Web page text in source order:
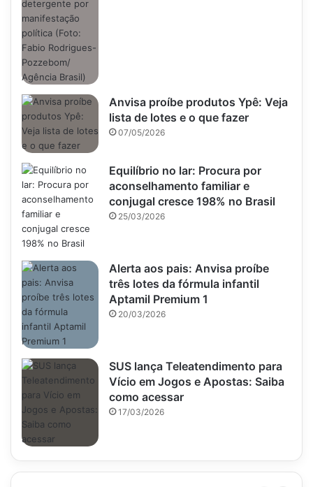
Anvisa proíbe produtos Ypê: Veja
lista de lotes e o que fazer
07/05/2026
Equilíbrio no lar: Procura por
aconselhamento familiar e
conjugal cresce 198% no Brasil
25/03/2026
Alerta aos pais: Anvisa proíbe
três lotes da fórmula infantil
Aptamil Premium 1
20/03/2026
SUS lança Teleatendimento para
Vício em Jogos e Apostas: Saiba
como acessar
17/03/2026